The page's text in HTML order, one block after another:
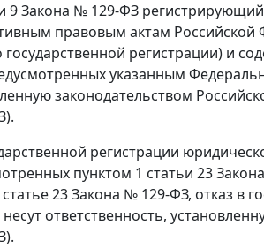
9 Закона № 129-ФЗ
правовым актам Российской
регистрации) и
указанным
законодательством
регистрации
пунктом 1 статьи 23
23 Закона № 129-ФЗ, отказ в
ответственность,